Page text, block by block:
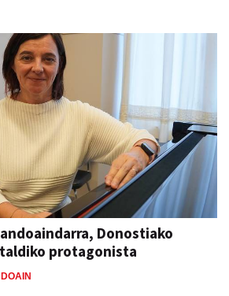
Donostiako
protagonista